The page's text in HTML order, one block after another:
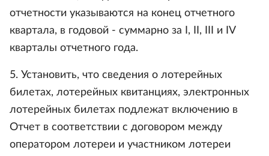
отчетности указываются на конец отчетного
квартала, в годовой - суммарно за I, II, III и IV
кварталы отчетного года.
5. Установить, что сведения о лотерейных
билетах, лотерейных квитанциях, электронных
лотерейных билетах подлежат включению в
Отчет в соответствии с договором между
оператором лотереи и участником лотереи